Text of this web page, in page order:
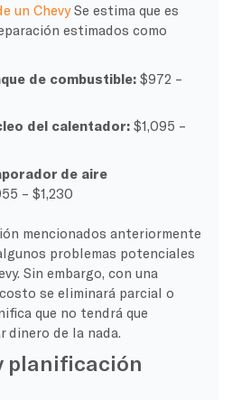
un ChevySe estima que es
estimados como
de combustible: $972 –
del calentador: $1,095 –
de aire
– $1,230
mencionados anteriormente
problemas potenciales
Sin embargo, con una
se eliminará parcial o
que no tendrá que
dinero de la nada.
planificación